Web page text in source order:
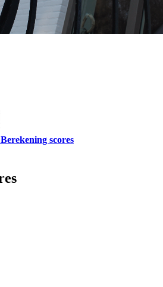
Berekening scores